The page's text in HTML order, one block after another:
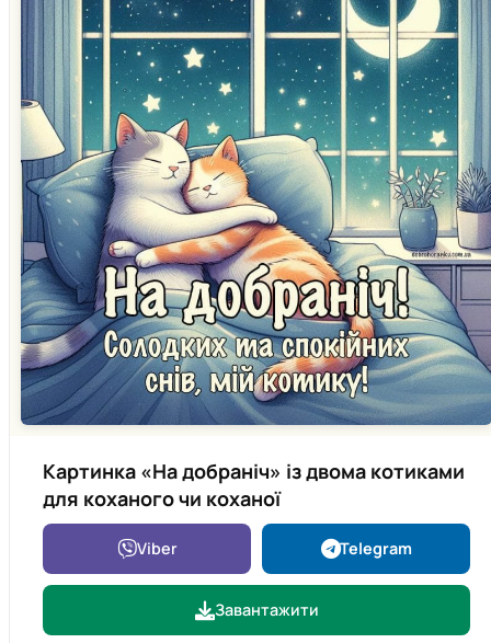
Картинка «На добраніч» із двома котиками
для коханого чи коханої
Viber Telegram
Завантажити